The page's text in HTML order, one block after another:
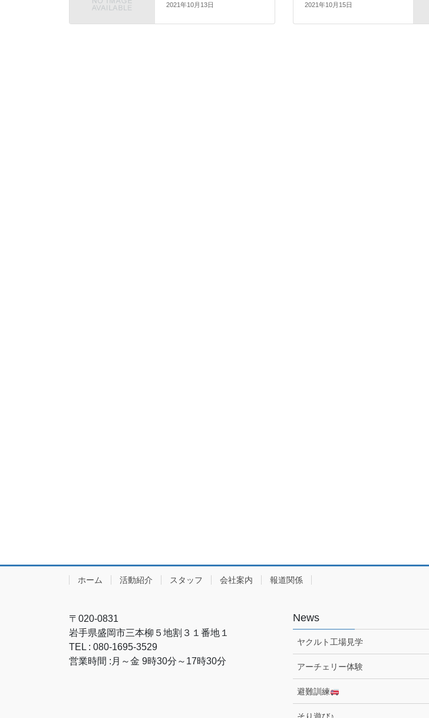
2021年10月13日 2021年10月15日
ホーム 活動紹介 スタッフ 会社案内 報道関係
〒020-0831
岩手県盛岡市三本柳５地割３１番地１
TEL : 080-1695-3529
営業時間 :月～金 9時30分～17時30分
News
ヤクルト工場見学
アーチェリー体験
避難訓練